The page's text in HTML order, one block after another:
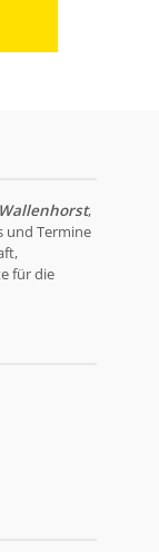
Wallenhorst,
und Termine
für die